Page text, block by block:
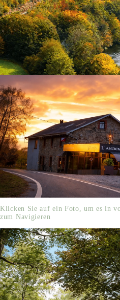
Klicken Sie auf ein Foto, um es in
zum Navigieren